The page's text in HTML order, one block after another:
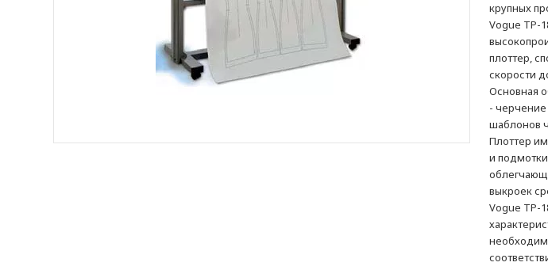
крупных
Vogue TP-
плоттер,
скорости
Основная
-
шаблонов
Плоттер
и
выкроек
Vogue TP-